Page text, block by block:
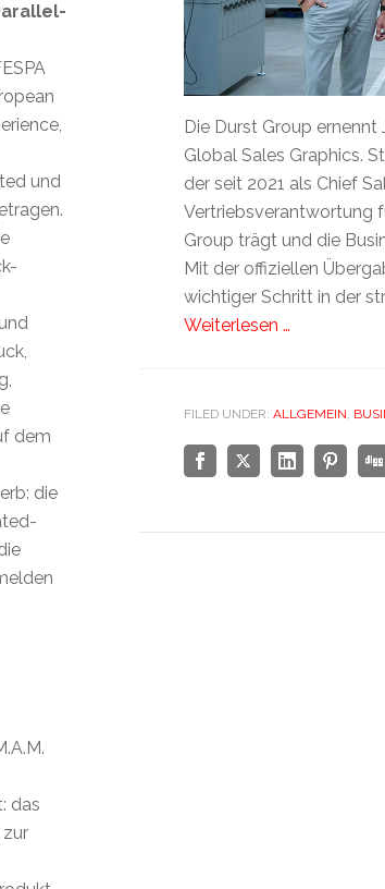
Die Durst Group
Global Sales Graphics.
der seit 2021 als Chief
Vertriebsverantwortung
Group trägt und die
Mit der offiziellen
wichtiger Schritt in der
Weiterlesen …
FILED UNDER: ALLGEMEIN,
und
dem
die
das